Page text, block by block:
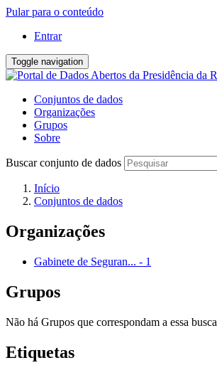
Pular para o conteúdo
Entrar
Toggle navigation
Conjuntos de dados
Organizações
Grupos
Sobre
Buscar conjunto de dados
Início
Conjuntos de dados
Organizações
Gabinete de Seguran... - 1
Grupos
Não há Grupos que correspondam a essa busca
Etiquetas